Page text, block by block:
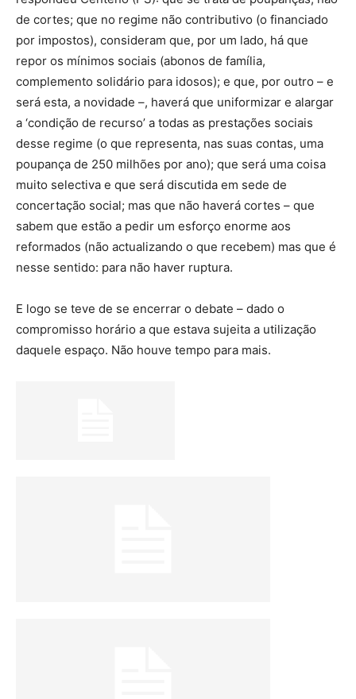
de cortes; que no regime não contributivo (o financiado
por impostos), consideram que, por um lado, há que
repor os mínimos sociais (abonos de família,
complemento solidário para idosos); e que, por outro – e
será esta, a novidade –, haverá que uniformizar e alargar
a ‘condição de recurso’ a todas as prestações sociais
desse regime (o que representa, nas suas contas, uma
poupança de 250 milhões por ano); que será uma coisa
muito selectiva e que será discutida em sede de
concertação social; mas que não haverá cortes – que
sabem que estão a pedir um esforço enorme aos
reformados (não actualizando o que recebem) mas que é
nesse sentido: para não haver ruptura.
E logo se teve de se encerrar o debate – dado o
compromisso horário a que estava sujeita a utilização
daquele espaço. Não houve tempo para mais.